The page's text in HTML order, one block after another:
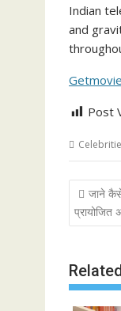
Indian
and
Post
Post
जाने कैसे